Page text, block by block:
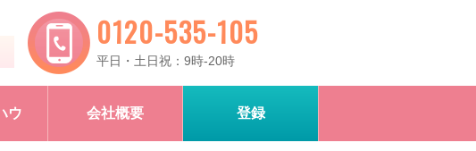
0120-535-105
平日・土日祝：9時-20時
ウ 会社概要 登録